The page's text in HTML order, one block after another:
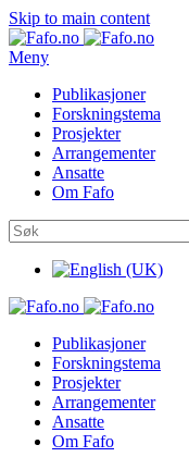
Skip to main content
Meny
Publikasjoner
Forskningstema
Prosjekter
Arrangementer
Ansatte
Om Fafo
Publikasjoner
Forskningstema
Prosjekter
Arrangementer
Ansatte
Om Fafo